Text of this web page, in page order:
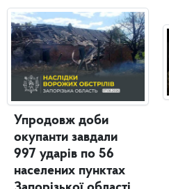
Упродовж доби
окупанти завдали
997 ударів по 56
населених пунктах